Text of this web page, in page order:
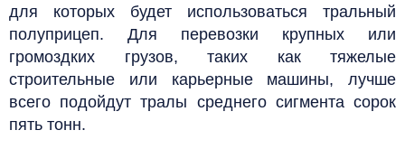
для которых будет использоваться тральный
полуприцеп. Для перевозки крупных или
громоздких грузов, таких как тяжелые
строительные или карьерные машины, лучше
всего подойдут тралы среднего сигмента сорок
пять тонн.